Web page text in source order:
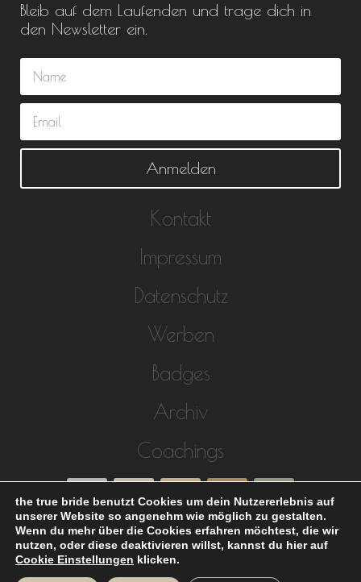
Bleib auf dem Laufenden und trage dich in
den Newsletter ein.
Anmelden
Kontakt
Impressum
Datenschutz
Werben
Badges
Archiv
Coachings
the true bride benutzt Cookies um dein Nutzererlebnis auf
unserer Website so angenehm wie möglich zu gestalten.
Wenn du mehr über die Cookies erfahren möchtest, die wir
nutzen, oder diese deaktivieren willst, kannst du hier auf
Cookie Einstellungen klicken.